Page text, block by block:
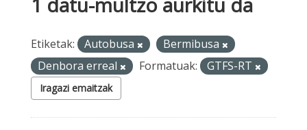
Etiketak: Autobusa
Bermibusa
Denbora erreal
Formatuak: GTFS-RT
Iragazi emaitzak